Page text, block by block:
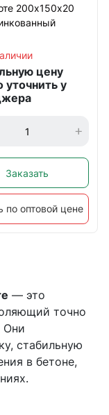
200х150х20
цену
у
Заказать
по оптовой цене
— это
точно
Они
стабильную
в бетоне,